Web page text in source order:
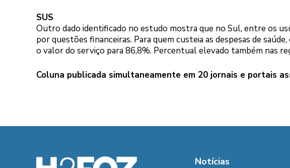
SUS
Outro dado identificado no estudo mostra que no Sul, entre os
por questões financeiras. Para quem custeia as despesas de
o valor do serviço para 86,8%. Percentual elevado também nas
Coluna publicada simultaneamente em 20 jornais e portais
Notícias